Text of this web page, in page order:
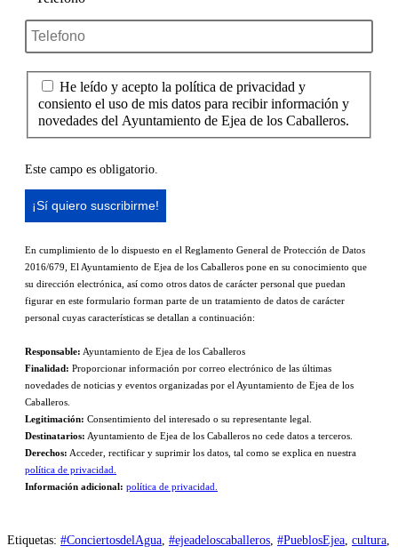
He leído y acepto la política de privacidad y
consiento el uso de mis datos para recibir información y
novedades del Ayuntamiento de Ejea de los Caballeros.
Este campo es obligatorio.
En cumplimiento de lo dispuesto en el Reglamento General de Protección de Datos
2016/679, El Ayuntamiento de Ejea de los Caballeros pone en su conocimiento que
su dirección electrónica, así como otros datos de carácter personal que puedan
figurar en este formulario forman parte de un tratamiento de datos de carácter
personal cuyas características se detallan a continuación:
Responsable: Ayuntamiento de Ejea de los Caballeros
Finalidad: Proporcionar información por correo electrónico de las últimas
novedades de noticias y eventos organizadas por el Ayuntamiento de Ejea de los
Caballeros.
Legitimación: Consentimiento del interesado o su representante legal.
Destinatarios: Ayuntamiento de Ejea de los Caballeros no cede datos a terceros.
Derechos: Acceder, rectificar y suprimir los datos, tal como se explica en nuestra
política de privacidad.
Información adicional: política de privacidad.
Etiquetas: #ConciertosdelAgua #ejeadeloscaballeros #PueblosEjea cultura